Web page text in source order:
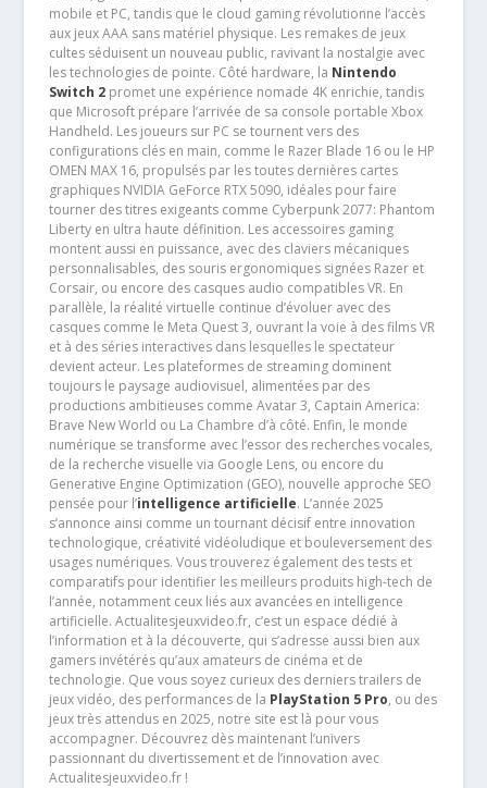
mobile et PC, tandis que le cloud gaming révolutionne l’accès
aux jeux AAA sans matériel physique. Les remakes de jeux
cultes séduisent un nouveau public, ravivant la nostalgie avec
les technologies de pointe. Côté hardware, la Nintendo
Switch 2promet une expérience nomade 4K enrichie, tandis
que Microsoft prépare l’arrivée de sa console portable Xbox
Handheld. Les joueurs sur PC se tournent vers des
configurations clés en main, comme le Razer Blade 16 ou le HP
OMEN MAX 16, propulsés par les toutes dernières cartes
graphiques NVIDIA GeForce RTX 5090, idéales pour faire
tourner des titres exigeants comme Cyberpunk 2077: Phantom
Liberty en ultra haute définition. Les accessoires gaming
montent aussi en puissance, avec des claviers mécaniques
personnalisables, des souris ergonomiques signées Razer et
Corsair, ou encore des casques audio compatibles VR. En
parallèle, la réalité virtuelle continue d’évoluer avec des
casques comme le Meta Quest 3, ouvrant la voie à des films VR
et à des séries interactives dans lesquelles le spectateur
devient acteur. Les plateformes de streaming dominent
toujours le paysage audiovisuel, alimentées par des
productions ambitieuses comme Avatar 3, Captain America:
Brave New World ou La Chambre d’à côté. Enfin, le monde
numérique se transforme avec l’essor des recherches vocales,
de la recherche visuelle via Google Lens, ou encore du
Generative Engine Optimization (GEO), nouvelle approche SEO
pensée pour l’intelligence artificielle. L’année 2025
s’annonce ainsi comme un tournant décisif entre innovation
technologique, créativité vidéoludique et bouleversement des
usages numériques. Vous trouverez également des tests et
comparatifs pour identifier les meilleurs produits high-tech de
l’année, notamment ceux liés aux avancées en intelligence
artificielle. Actualitesjeuxvideo.fr, c’est un espace dédié à
l’information et à la découverte, qui s’adresse aussi bien aux
gamers invétérés qu’aux amateurs de cinéma et de
technologie. Que vous soyez curieux des derniers trailers de
jeux vidéo, des performances de la PlayStation 5 Pro, ou des
jeux très attendus en 2025, notre site est là pour vous
accompagner. Découvrez dès maintenant l’univers
passionnant du divertissement et de l’innovation avec
Actualitesjeuxvideo.fr !